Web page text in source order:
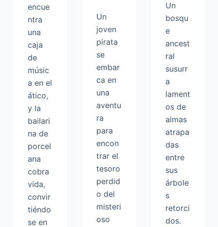
encue
ntra
una
caja
de
músic
a en el
ático,
y la
bailari
na de
porcel
ana
cobra
vida,
convir
tiéndo
se en
Un
joven
pirata
se
embar
ca en
una
aventu
ra
para
encon
trar el
tesoro
perdid
o del
misteri
oso
Un
bosqu
e
ancest
ral
susurr
a
lament
os de
almas
atrapa
das
entre
sus
árbole
s
retorci
dos.